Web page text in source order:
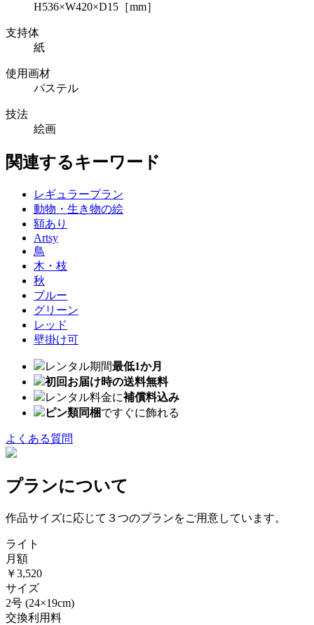
H536×W420×D15［mm］
支持体
紙
使用画材
パステル
技法
絵画
関連するキーワード
レギュラープラン
動物・生き物の絵
額あり
Artsy
鳥
木・枝
秋
ブルー
グリーン
レッド
壁掛け可
レンタル期間最低1か月
初回お届け時の送料無料
レンタル料金に補償料込み
ピン類同梱ですぐに飾れる
よくある質問
プランについて
作品サイズに応じて３つのプランをご用意しています。
ライト
月額
￥3,520
サイズ
2号 (24×19cm)
交換利用料